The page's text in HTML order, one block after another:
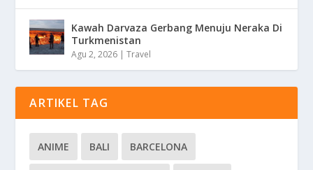
Kawah Darvaza Gerbang Menuju Neraka Di
Turkmenistan
Agu 2, 2026 |Travel
ARTIKEL TAG
ANIME BALI BARCELONA